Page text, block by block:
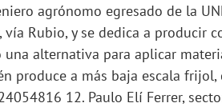
agrónomo egresado de la
vía Rubio, y se dedica a producir
una alternativa para aplicar
produce a más baja escala
12. Paulo Elí Ferrer,